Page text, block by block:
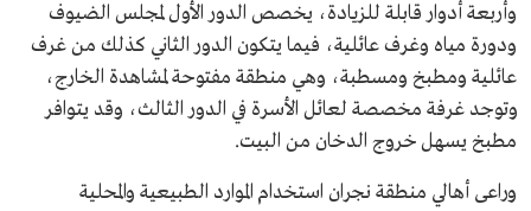
وأربعة أدوار قابلة للزيادة، يخصص الدور الأول لمجلس الضيوف
ودورة مياه وغرف عائلية، فيما يتكون الدور الثاني كذلك من غرف
عائلية ومطبخ ومسطبة، وهي منطقة مفتوحة لمشاهدة الخارج،
وتوجد غرفة مخصصة لعائل الأسرة في الدور الثالث، وقد يتوافر
مطبخ يسهل خروج الدخان من البيت.
وراعى أهالي منطقة نجران استخدام الموارد الطبيعية والمحلية